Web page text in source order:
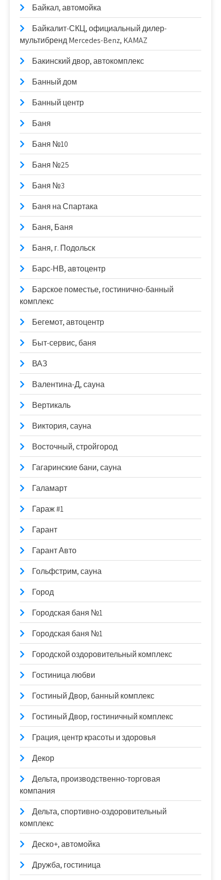
Байкал, автомойка
Байкалит-СКЦ, официальный дилер-
мультибренд Mercedes-Benz, KAMAZ
Бакинский двор, автокомплекс
Банный дом
Банный центр
Баня
Баня №10
Баня №25
Баня №3
Баня на Спартака
Баня, Баня
Баня, г. Подольск
Барс-НВ, автоцентр
Барское поместье, гостинично-банный
комплекс
Бегемот, автоцентр
Быт-сервис, баня
ВАЗ
Валентина-Д, сауна
Вертикаль
Виктория, сауна
Восточный, стройгород
Гагаринские бани, сауна
Галамарт
Гараж #1
Гарант
Гарант Авто
Гольфстрим, сауна
Город
Городская баня №1
Городская баня №1
Городской оздоровительный комплекс
Гостиница любви
Гостиный Двор, банный комплекс
Гостиный Двор, гостиничный комплекс
Грация, центр красоты и здоровья
Декор
Дельта, производственно-торговая
компания
Дельта, спортивно-оздоровительный
комплекс
Деско+, автомойка
Дружба, гостиница